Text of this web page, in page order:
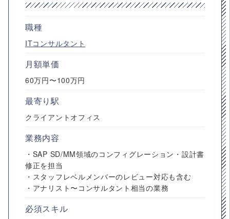
職種
ITコンサルタント
月額単価
60万円〜100万円
最寄り駅
クライアントオフィス
業務内容
・SAP SD/MM領域のコンフィグレーション・設計書
修正を担当
・スタッフレベルメンバーのレビュー対応も含む
・アナリスト〜コンサルタント相当の業務
必須スキル